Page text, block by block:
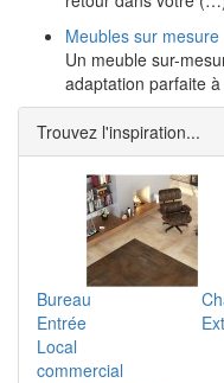
Meubles sur mesure
Un meuble sur-
adaptation parfaite
Trouvez l'inspiration...
Bureau
Entrée
Local
commercial